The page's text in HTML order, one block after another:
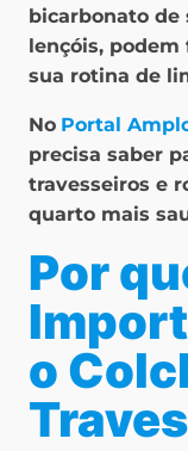
bicarbonato de
lençóis,
sua rotina de
No Portal
precisa saber
travesseiros e
quarto mais
Por
o